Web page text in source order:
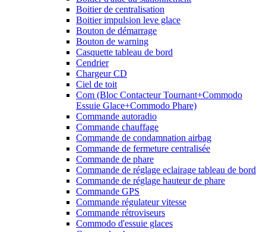
Boitier de centralisation
Boitier impulsion leve glace
Bouton de démarrage
Bouton de warning
Casquette tableau de bord
Cendrier
Chargeur CD
Ciel de toit
Com (Bloc Contacteur Tournant+Commodo
Essuie Glace+Commodo Phare)
Commande autoradio
Commande chauffage
Commande de condamnation airbag
Commande de fermeture centralisée
Commande de phare
Commande de réglage eclairage tableau de bord
Commande de réglage hauteur de phare
Commande GPS
Commande régulateur vitesse
Commande rétroviseurs
Commodo d'essuie glaces